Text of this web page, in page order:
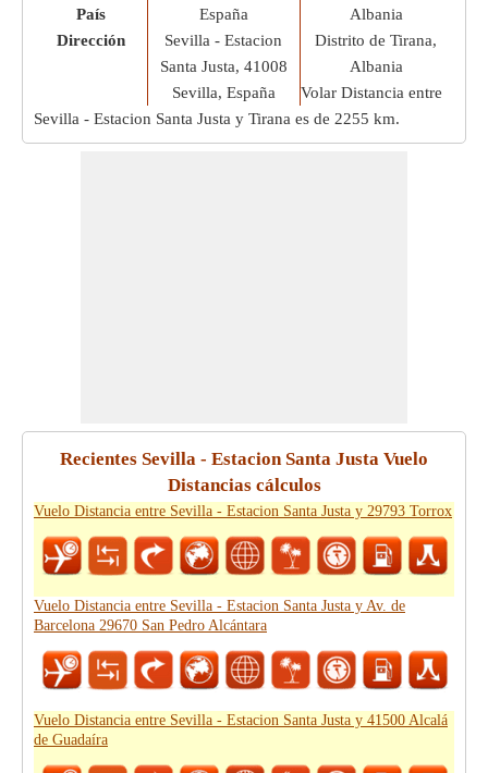
País
Dirección
España
Sevilla - Estacion
Santa Justa, 41008
Sevilla, España
Albania
Distrito de Tirana,
Albania
Volar Distancia entre
Sevilla - Estacion Santa Justa y Tirana es de 2255 km.
Recientes Sevilla - Estacion Santa Justa Vuelo
Distancias cálculos
Vuelo Distancia entre Sevilla - Estacion Santa Justa y 29793 Torrox
Vuelo Distancia entre Sevilla - Estacion Santa Justa y Av. de
Barcelona 29670 San Pedro Alcántara
Vuelo Distancia entre Sevilla - Estacion Santa Justa y 41500 Alcalá
de Guadaíra